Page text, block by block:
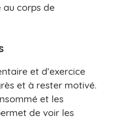
corps de
et d’exercice
et à rester motivé.
et les
de voir les